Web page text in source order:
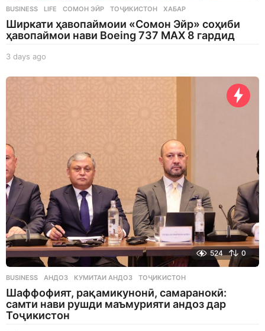
BUSINESS ,LIFE СОМОН ЭЙР ,ТОҶИКИСТОН ,ХАБАР
Ширкати ҳавопаймоии «Сомон Эйр» соҳиби
ҳавопаймои нави Boeing 737 MAX 8 гардид
3 days ago
a
524 0
BUSINESS АНДОЗ ,КУМИТАИ АНДОЗ ,ТОҶИКИСТОН
Шаффофият, рақамикунонӣ, самаранокӣ:
самти нави рушди маъмурияти андоз дар
Тоҷикистон